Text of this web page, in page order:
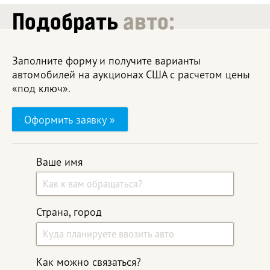
Подобратьавто:
Заполните форму и получите варианты
автомобилей на аукционах США с расчетом цены
«под ключ».
Ваше имя
Страна, город
Как можно связаться?
Оформить заявку »